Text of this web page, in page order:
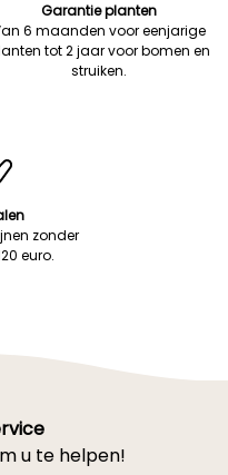
Garantie planten
6 maanden voor eenjarige
tot 2 jaar voor bomen en
struiken.
zonder
euro.
u te helpen!